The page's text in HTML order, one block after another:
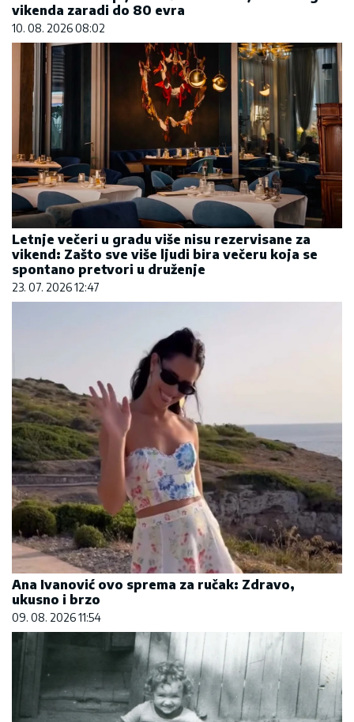
vikenda zaradi do 80 evra
10. 08. 2026 08:02
Letnje večeri u gradu više nisu rezervisane za
vikend: Zašto sve više ljudi bira večeru koja se
spontano pretvori u druženje
23. 07. 2026 12:47
Ana Ivanović ovo sprema za ručak: Zdravo,
ukusno i brzo
09. 08. 2026 11:54